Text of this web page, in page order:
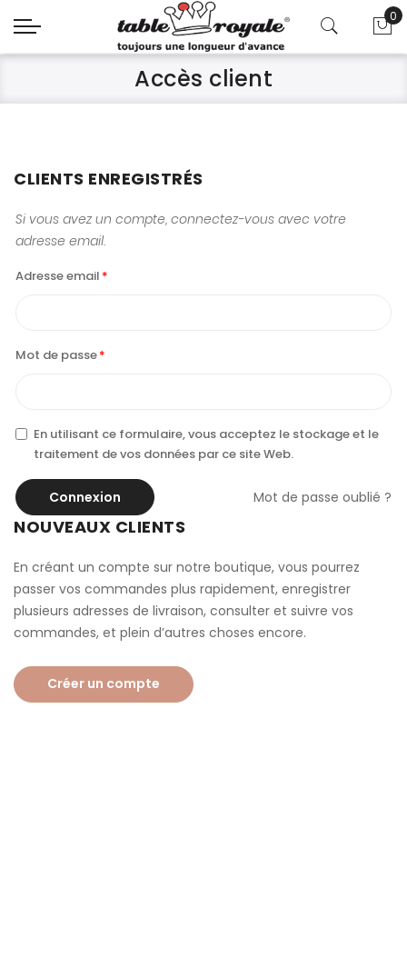
0
Accès client
CLIENTS ENREGISTRÉS
Si vous avez un compte, connectez-vous avec votre
adresse email.
Adresse email
Mot de passe
En utilisant ce formulaire, vous acceptez le stockage et le
traitement de vos données par ce site Web.
Connexion Mot de passe oublié ?
NOUVEAUX CLIENTS
En créant un compte sur notre boutique, vous pourrez
passer vos commandes plus rapidement, enregistrer
plusieurs adresses de livraison, consulter et suivre vos
commandes, et plein d’autres choses encore.
Créer un compte